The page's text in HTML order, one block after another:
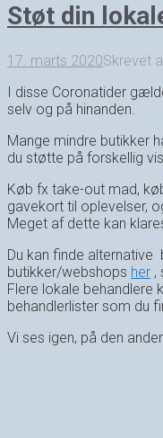
Støt din
17. marts 2020Skrevet
I disse Coronatider
selv og på hinanden.
Mange mindre butikker
du støtte på forskellig vis.
Køb fx take-out mad,
gavekort til oplevelser,
Meget af dette kan
Du kan finde
butikker/webshops her ,
Flere lokale behandlere
behandlerlister som du
Vi ses igen, på den